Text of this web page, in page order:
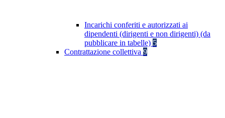
Incarichi conferiti e autorizzati ai
dipendenti (dirigenti e non dirigenti) (da
pubblicare in tabelle) 5
Contrattazione collettiva 9